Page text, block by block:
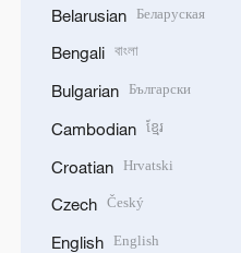
Belarusian Беларуская
Bengali বাংলা
Bulgarian Български
Cambodian ខ្មែរ
Croatian Hrvatski
Czech Český
English English